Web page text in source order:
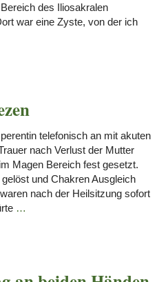
des Iliosakralen
war eine Zyste, von der ich
telefonisch an mit akuten
nach Verlust der Mutter
Magen Bereich fest gesetzt.
und Chakren Ausgleich
nach der Heilsitzung sofort
…